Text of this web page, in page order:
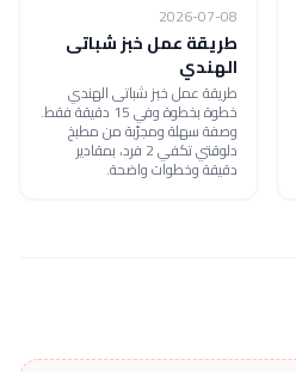
2026-07-08
طريقة عمل خبز شباتى
الهندي
طريقة عمل خبز شباتى الهندي
خطوة بخطوة وفي 15 دقيقة فقط.
وصفة سهلة ومجرّبة من مطبخ
دلوقتي تكفي 2 فرد، بمقادير
دقيقة وخطوات واضحة.